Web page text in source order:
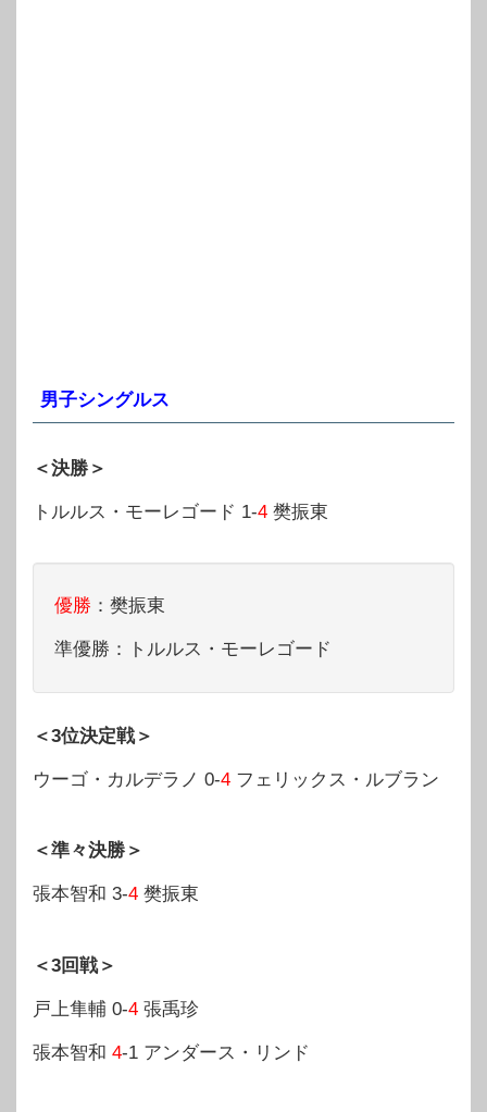
男子シングルス
＜決勝＞
トルルス・モーレゴード 1-4 樊振東
優勝 ：樊振東
準優勝：トルルス・モーレゴード
＜3位決定戦＞
ウーゴ・カルデラノ 0-4 フェリックス・ルブラン
＜準々決勝＞
張本智和 3-4 樊振東
＜3回戦＞
戸上隼輔 0-4 張禹珍
張本智和 4-1 アンダース・リンド